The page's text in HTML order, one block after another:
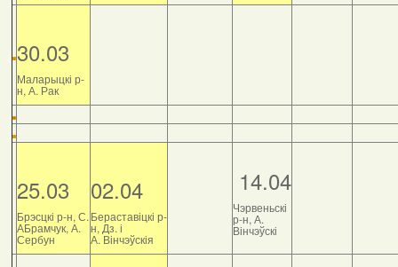
30.03
Маларыцкі р-
н, А. Рак
25.03
Брэсцкі р-н, С.
АБрамчук, А.
Сербун
02.04
Бераставіцкі р-
н, Дз. і
А. Вінчэўскія
14.04
Чэрвеньскі
р-н, А.
Вінчэўскі